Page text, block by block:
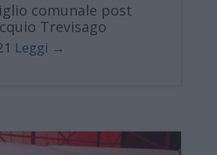
comunale post
Trevisago
Leggi →